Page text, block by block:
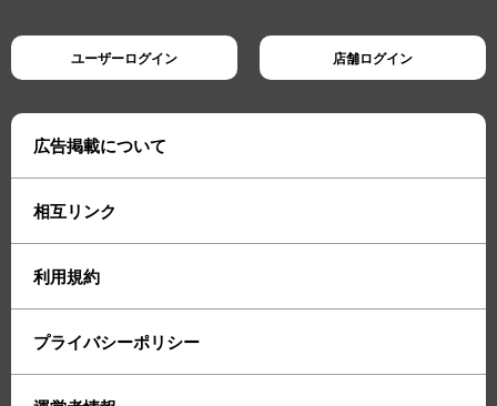
ユーザーログイン 店舗ログイン
広告掲載について
相互リンク
利用規約
プライバシーポリシー